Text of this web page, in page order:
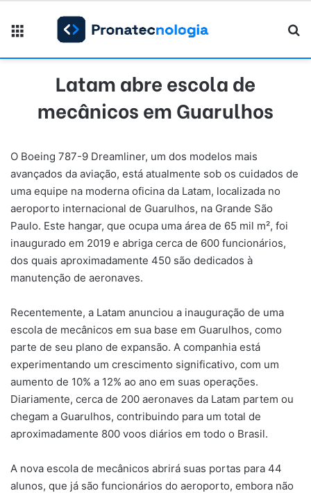
Latam abre escola de
mecânicos em Guarulhos
O Boeing 787-9 Dreamliner, um dos modelos mais
avançados da aviação, está atualmente sob os cuidados de
uma equipe na moderna oficina da Latam, localizada no
aeroporto internacional de Guarulhos, na Grande São
Paulo. Este hangar, que ocupa uma área de 65 mil m², foi
inaugurado em 2019 e abriga cerca de 600 funcionários,
dos quais aproximadamente 450 são dedicados à
manutenção de aeronaves.
Recentemente, a Latam anunciou a inauguração de uma
escola de mecânicos em sua base em Guarulhos, como
parte de seu plano de expansão. A companhia está
experimentando um crescimento significativo, com um
aumento de 10% a 12% ao ano em suas operações.
Diariamente, cerca de 200 aeronaves da Latam partem ou
chegam a Guarulhos, contribuindo para um total de
aproximadamente 800 voos diários em todo o Brasil.
A nova escola de mecânicos abrirá suas portas para 44
alunos, que já são funcionários do aeroporto, embora não